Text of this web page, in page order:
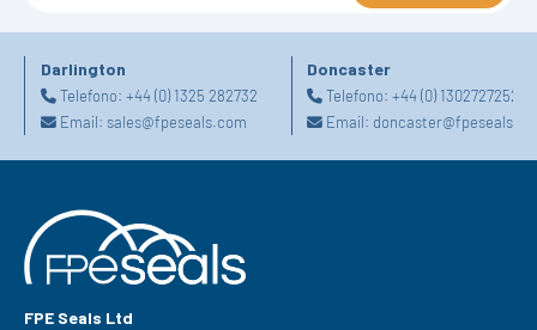
Darlington
Telefono: +44 (0) 1325 282732
Email: sales@fpeseals.com
Doncaster
Telefono:+44 (0) 1302727252
Email:
FPE Seals Ltd